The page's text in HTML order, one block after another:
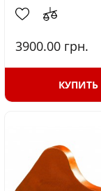
3900.00 грн.
КУПИТЬ